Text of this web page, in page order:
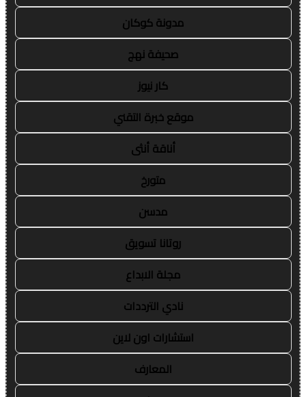
مدونة كوكان
صحيفة نهج
كار نيوز
موقع خبرة التقني
أناقة أنثى
متورخ
مدسن
روتانا تسويق
مجلة الابداع
نادي الترددات
استشارات اون لاين
المعارف